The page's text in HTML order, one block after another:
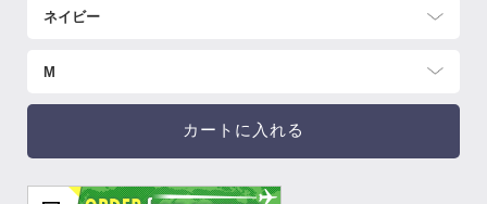
カートに入れる